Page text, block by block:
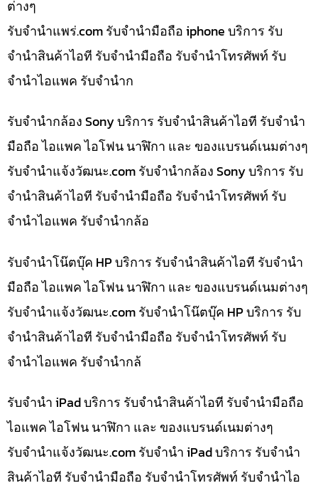
ต่างๆ
รับจํานําแพร่.com รับจำนำมือถือ iphone บริการ รับ
จำนำสินค้าไอที รับจำนำมือถือ รับจำนำโทรศัพท์ รับ
จำนำไอแพค รับจำนำก
รับจำนำกล้อง Sony บริการ รับจำนำสินค้าไอที รับจำนำ
มือถือ ไอแพค ไอโฟน นาฬิกา และ ของแบรนด์เนมต่างๆ
รับจํานําแจ้งวัฒนะ.com รับจำนำกล้อง Sony บริการ รับ
จำนำสินค้าไอที รับจำนำมือถือ รับจำนำโทรศัพท์ รับ
จำนำไอแพค รับจำนำกล้อ
รับจำนำโน๊ตบุ๊ค HP บริการ รับจำนำสินค้าไอที รับจำนำ
มือถือ ไอแพค ไอโฟน นาฬิกา และ ของแบรนด์เนมต่างๆ
รับจํานําแจ้งวัฒนะ.com รับจำนำโน๊ตบุ๊ค HP บริการ รับ
จำนำสินค้าไอที รับจำนำมือถือ รับจำนำโทรศัพท์ รับ
จำนำไอแพค รับจำนำกล้
รับจำนำ iPad บริการ รับจำนำสินค้าไอที รับจำนำมือถือ
ไอแพค ไอโฟน นาฬิกา และ ของแบรนด์เนมต่างๆ
รับจํานําแจ้งวัฒนะ.com รับจำนำ iPad บริการ รับจำนำ
สินค้าไอที รับจำนำมือถือ รับจำนำโทรศัพท์ รับจำนำไอ